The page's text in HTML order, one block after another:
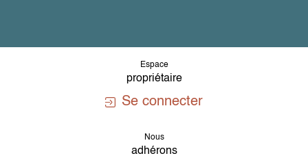
Espace
propriétaire
Se connecter
Nous
adhérons